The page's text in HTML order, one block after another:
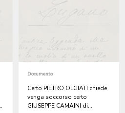
Documento
Certo PIETRO OLGIATI chiede
venga soccorso certo
GIUSEPPE CAMAINI di